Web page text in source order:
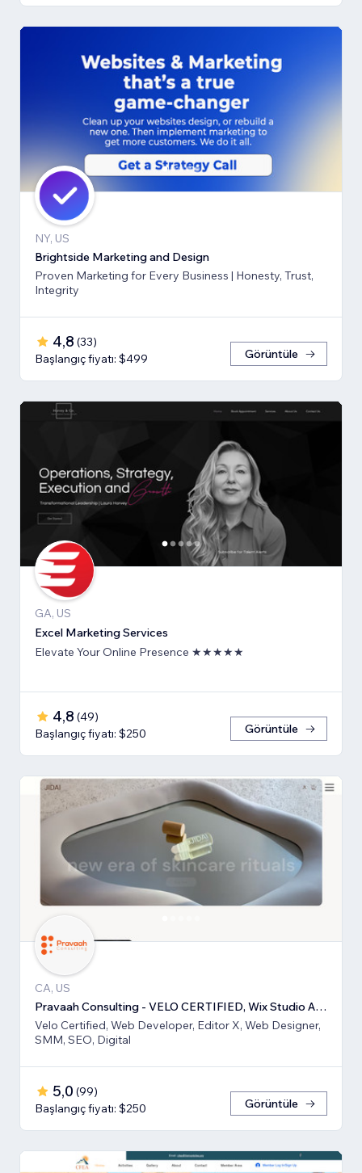
NY, US
Brightside Marketing and Design
Proven Marketing for Every Business | Honesty, Trust,
Integrity
4,8 (33)
Başlangıç fiyatı: $499
Görüntüle
GA, US
Excel Marketing Services
Elevate Your Online Presence ★★★★★
4,8 (49)
Başlangıç fiyatı: $250
Görüntüle
CA, US
Pravaah Consulting - VELO CERTIFIED, Wix Studio Approved
Velo Certified, Web Developer, Editor X, Web Designer,
SMM, SEO, Digital
5,0 (99)
Başlangıç fiyatı: $250
Görüntüle